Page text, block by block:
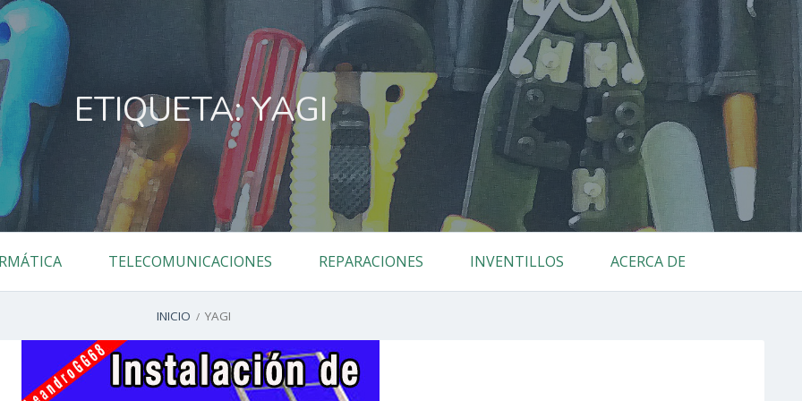
ETIQUETA:YAGI
TELECOMUNICACIONES REPARACIONES INVENTILLOS ACERCA DE
INICIO YAGI